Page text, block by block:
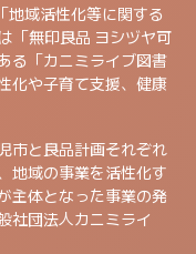
地域活性化等に関する
「無印良品 ヨシヅヤ可
る「カニミライブ図書
化や子育て支援、健康
市と良品計画それぞれ
地域の事業を活性化す
主体となった事業の発
社団法人カニミライ